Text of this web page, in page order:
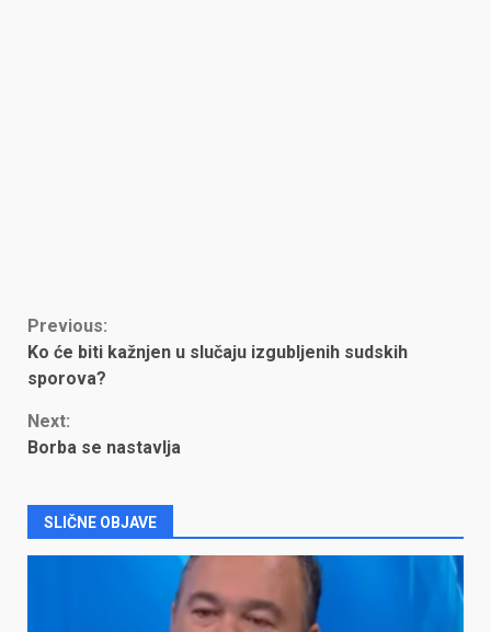
Continue
Reading
Previous:
Ko će biti kažnjen u slučaju izgubljenih sudskih
sporova?
Next:
Borba se nastavlja
SLIČNE OBJAVE